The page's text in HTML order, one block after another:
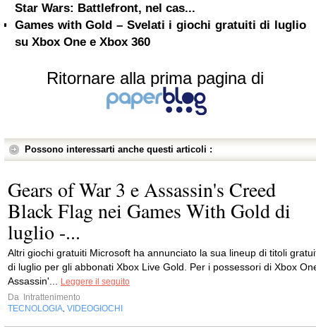
Star Wars: Battlefront, nel cas...
Games with Gold – Svelati i giochi gratuiti di luglio
su Xbox One e Xbox 360
Ritornare alla prima pagina di
Possono interessarti anche questi articoli :
Gears of War 3 e Assassin's Creed
Black Flag nei Games With Gold di
luglio -...
Altri giochi gratuiti Microsoft ha annunciato la sua lineup di titoli
di luglio per gli abbonati Xbox Live Gold. Per i possessori di Xbox
Assassin'...
Leggere il seguito
Da
Intrattenimento
TECNOLOGIA VIDEOGIOCHI